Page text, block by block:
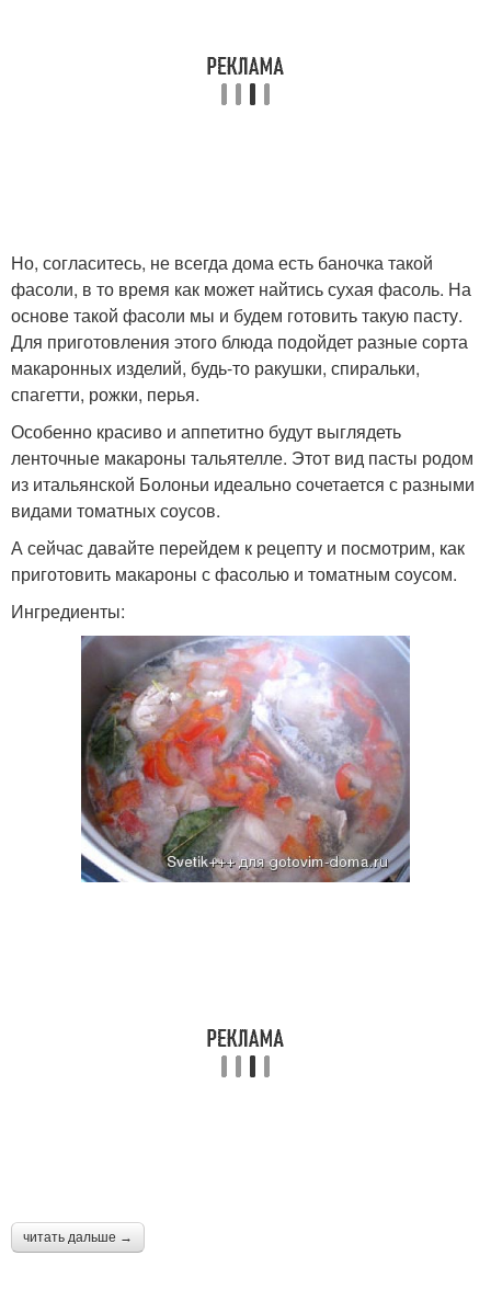
Но, согласитесь, не всегда дома есть баночка такой
фасоли, в то время как может найтись сухая фасоль. На
основе такой фасоли мы и будем готовить такую пасту.
Для приготовления этого блюда подойдет разные сорта
макаронных изделий, будь-то ракушки, спиральки,
спагетти, рожки, перья.
Особенно красиво и аппетитно будут выглядеть
ленточные макароны тальятелле. Этот вид пасты родом
из итальянской Болоньи идеально сочетается с разными
видами томатных соусов.
А сейчас давайте перейдем к рецепту и посмотрим, как
приготовить макароны с фасолью и томатным соусом.
Ингредиенты:
читать дальше →